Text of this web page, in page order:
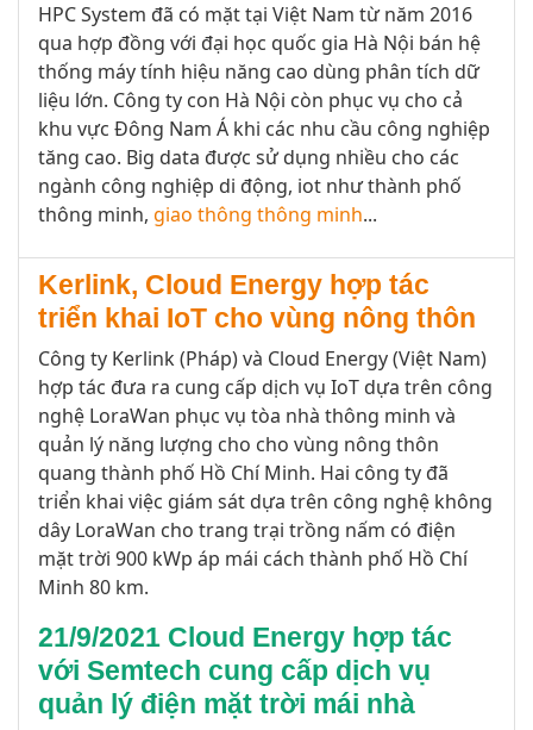
HPC System đã có mặt tại Việt Nam từ năm 2016
qua hợp đồng với đại học quốc gia Hà Nội bán hệ
thống máy tính hiệu năng cao dùng phân tích dữ
liệu lớn. Công ty con Hà Nội còn phục vụ cho cả
khu vực Đông Nam Á khi các nhu cầu công nghiệp
tăng cao. Big data được sử dụng nhiều cho các
ngành công nghiệp di động, iot như thành phố
thông minh, giao thông thông minh...
Kerlink, Cloud Energy hợp tác
triển khai IoT cho vùng nông thôn
Công ty Kerlink (Pháp) và Cloud Energy (Việt Nam)
hợp tác đưa ra cung cấp dịch vụ IoT dựa trên công
nghệ LoraWan phục vụ tòa nhà thông minh và
quản lý năng lượng cho cho vùng nông thôn
quang thành phố Hồ Chí Minh. Hai công ty đã
triển khai việc giám sát dựa trên công nghệ không
dây LoraWan cho trang trại trồng nấm có điện
mặt trời 900 kWp áp mái cách thành phố Hồ Chí
Minh 80 km.
21/9/2021 Cloud Energy hợp tác
với Semtech cung cấp dịch vụ
quản lý điện mặt trời mái nhà